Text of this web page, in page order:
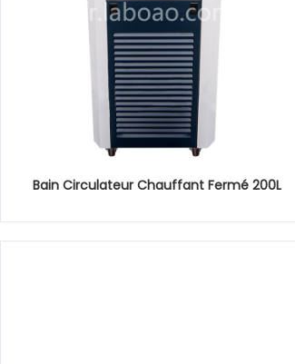
Bain Circulateur Chauffant Fermé 200L